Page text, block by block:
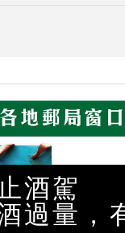
酒駕
過量，